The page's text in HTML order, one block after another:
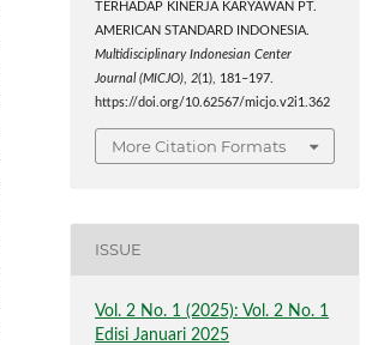
TERHADAP KINERJA KARYAWAN PT.
AMERICAN STANDARD INDONESIA.
Multidisciplinary Indonesian Center
Journal (MICJO),2(1), 181–197.
https://doi.org/10.62567/micjo.v2i1.362
More Citation Formats
ISSUE
Vol. 2 No. 1 (2025): Vol. 2 No. 1
Edisi Januari 2025